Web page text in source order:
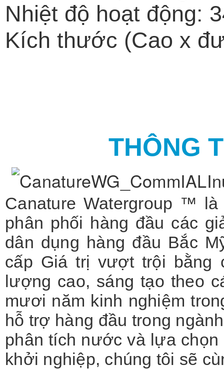
Nhiệt độ hoạt động:
Kích thước (Cao x
THÔNG
Canature Watergroup ™
phân phối hàng đầu các
dân dụng hàng đầu Bắc
cấp Giá trị vượt trội bằng
lượng cao, sáng tạo theo
mươi năm kinh nghiệm
hỗ trợ hàng đầu trong
phân tích nước và lựa
khởi nghiệp, chúng tôi sẽ